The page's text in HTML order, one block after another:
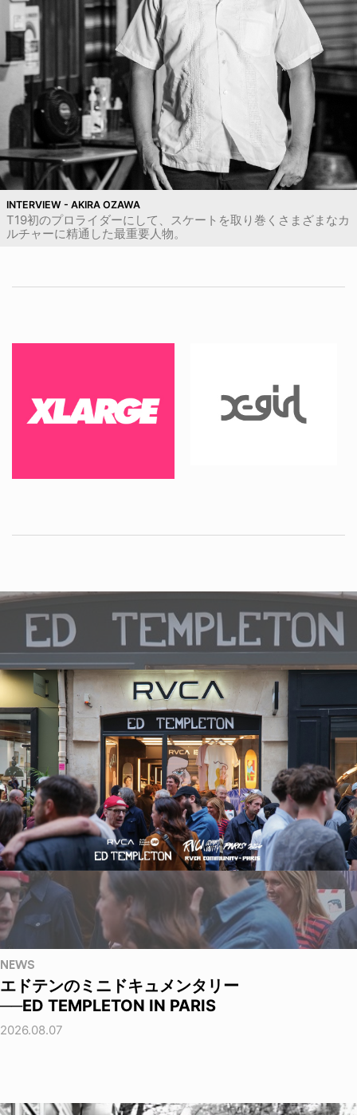
INTERVIEW - AKIRA OZAWA
T19初のプロライダーにして、スケートを取り巻くさまざまなカ
ルチャーに精通した最重要人物。
NEWS
エドテンのミニドキュメンタリー
──ED TEMPLETON IN PARIS
2026.08.07